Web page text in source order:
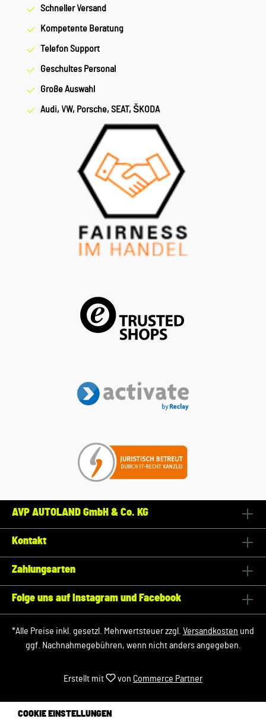
Schneller Versand
Kompetente Beratung
Telefon Support
Geschultes Personal
Große Auswahl
Audi, VW, Porsche, SEAT, ŠKODA
AVP AUTOLAND GmbH & Co. KG
Kontakt
Zahlungsarten
Folge uns auf Instagram und Facebook
*Alle Preise inkl. gesetzl. Mehrwertsteuer zzgl. Versandkosten und
ggf. Nachnahmegebühren, wenn nicht anders angegeben.
Erstellt mit von Commerce Partner
COOKIE EINSTELLUNGEN